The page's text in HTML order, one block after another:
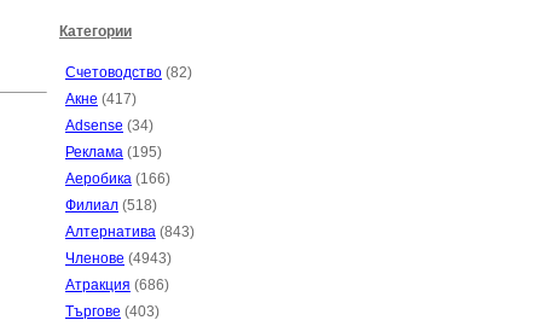
Категории
Счетоводство (82)
Акне (417)
Adsense (34)
Реклама (195)
Аеробика (166)
Филиал (518)
Алтернатива (843)
Членове (4943)
Атракция (686)
Търгове (403)